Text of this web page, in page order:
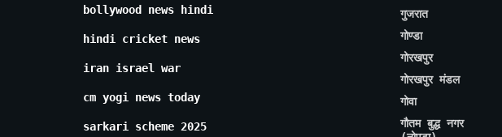
bollywood news hindi
hindi cricket news
iran israel war
cm yogi news today
sarkari scheme 2025
गुजरात
गोण्डा
गोरखपुर
गोरखपुर मंडल
गोवा
गौतम बुद्ध नगर